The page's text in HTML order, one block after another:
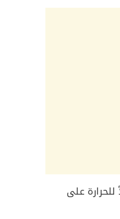
على